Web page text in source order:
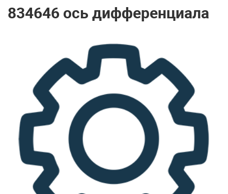
834646 ось дифференциала